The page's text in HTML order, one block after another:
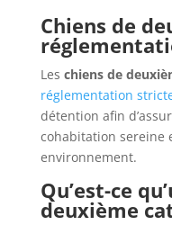
Chiens de
Les chiens de
réglementation
détention afin
cohabitation sereine
environnement.
Qu’est-ce
deuxième